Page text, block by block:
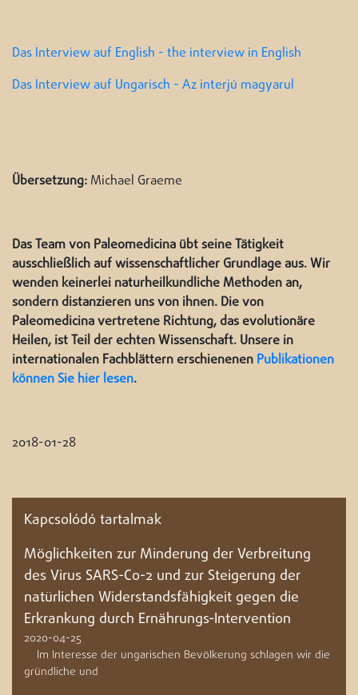
Das Interview auf English - the interview in English
Das Interview auf Ungarisch - Az interjú magyarul
Übersetzung: Michael Graeme
Das Team von Paleomedicina übt seine Tätigkeit
ausschließlich auf wissenschaftlicher Grundlage aus. Wir
wenden keinerlei naturheilkundliche Methoden an,
sondern distanzieren uns von ihnen. Die von
Paleomedicina vertretene Richtung, das evolutionäre
Heilen, ist Teil der echten Wissenschaft. Unsere in
internationalen Fachblättern erschienenen Publikationen
können Sie hier lesen.
2018-01-28
Kapcsolódó tartalmak
Möglichkeiten zur Minderung der Verbreitung
des Virus SARS-Co-2 und zur Steigerung der
natürlichen Widerstandsfähigkeit gegen die
Erkrankung durch Ernährungs-Intervention
2020-04-25
Im Interesse der ungarischen Bevölkerung schlagen wir die
gründliche und